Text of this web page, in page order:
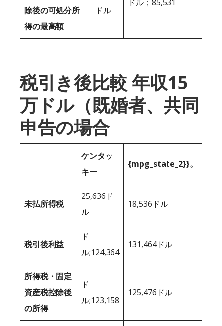
除後の可処分所
得の最高額
ドル
ドル；85,531
税引き後比較 年収15
万ドル（既婚者、共同
申告の場合
ケンタッ
キー
{mpg_state_2}}。
未払所得税
25,636ド
ル
18,536ドル
税引後利益
ド
ル;124,364
131,464ドル
所得税・固定
資産税控除後
の所得
ド
ル;123,158
125,476ドル